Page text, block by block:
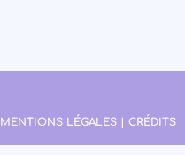
MENTIONS LÉGALES | CRÉDITS